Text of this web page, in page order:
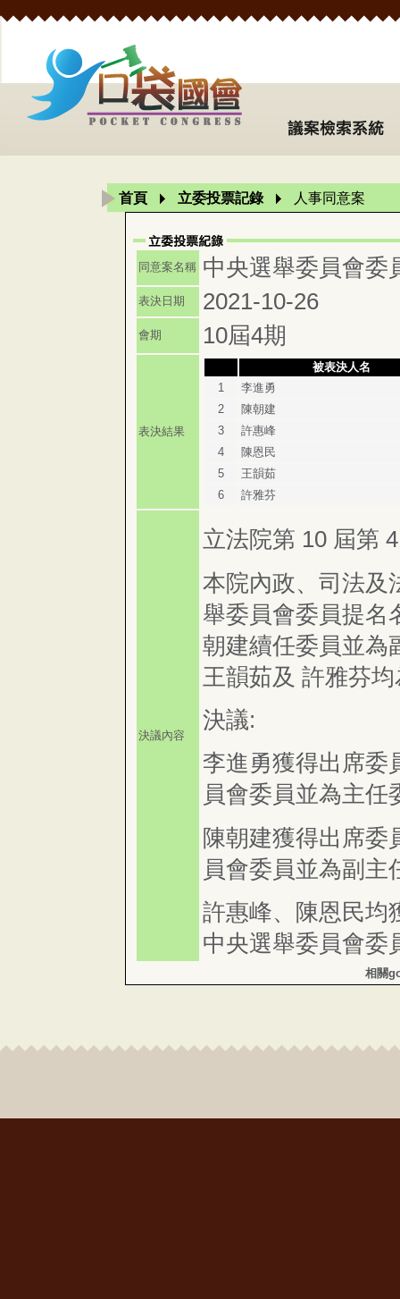
首頁 立委投票記錄 人事同意案
同意案名稱 中央選舉委員會委
表決日期 2021-10-26
會期 10屆4期
表決結果
被表決人名
1
李進勇
2
陳朝建
3
許惠峰
4
陳恩民
5
王韻茹
6
許雅芬
決議內容
立法院第 10 屆第
本院內政、司法及
舉委員會委員提名
朝建續任委員並為
王韻茹及 許雅芬
決議:
李進勇獲得出席委
員會委員並為主任
陳朝建獲得出席委
員會委員並為副主
許惠峰、陳恩民均
中央選舉委員會委
王韻茹、許雅芬均
相關